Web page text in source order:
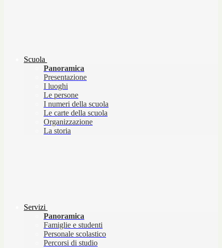
Scuola
Panoramica
Presentazione
I luoghi
Le persone
I numeri della scuola
Le carte della scuola
Organizzazione
La storia
Servizi
Panoramica
Famiglie e studenti
Personale scolastico
Percorsi di studio